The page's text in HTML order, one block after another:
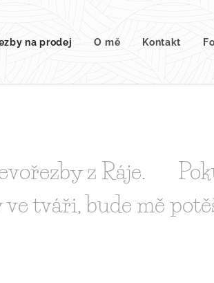
na prodej O mě Kontakt
z Ráje.🌼
tváři, bude mě